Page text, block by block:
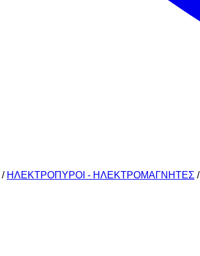
/ ΗΛΕΚΤΡΟΠΥΡΟΙ - ΗΛΕΚΤΡΟΜΑΓΝΗΤΕΣ /